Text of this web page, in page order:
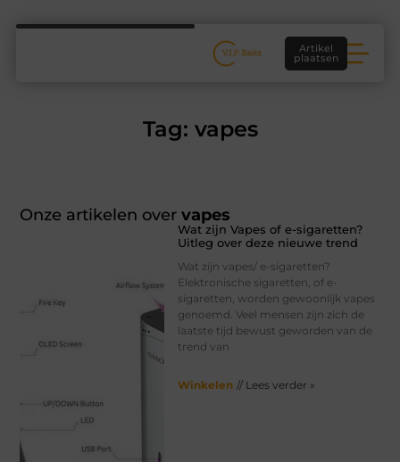
Artikel
plaatsen
Tag: vapes
Onze artikelen overvapes
Wat zijn Vapes of e-sigaretten?
Uitleg over deze nieuwe trend
Wat zijn vapes/ e-sigaretten?
Elektronische sigaretten, of e-
sigaretten, worden gewoonlijk vapes
genoemd. Veel mensen zijn zich de
laatste tijd bewust geworden van de
trend van
Winkelen // Lees verder »